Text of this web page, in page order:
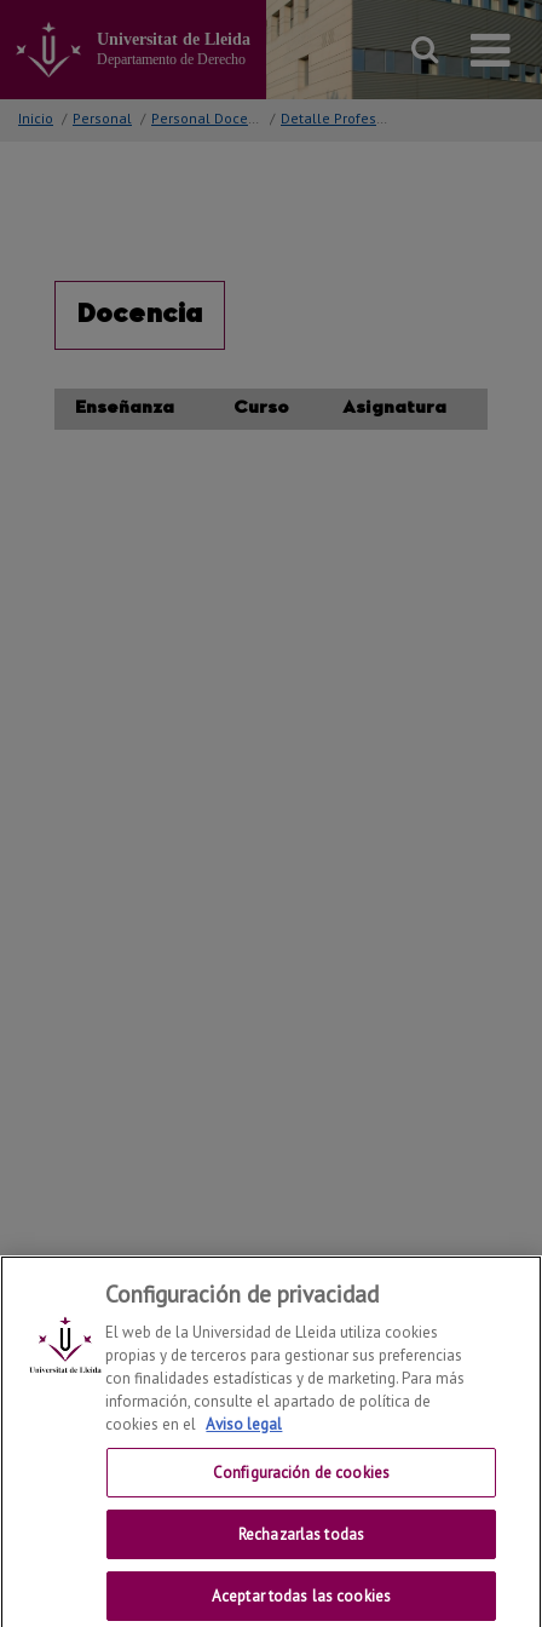
contenido
principal
Universitat de Lleida
Departamento de Derecho
Inicio / Personal / Personal Docente / Detalle Profesor/a
Departamento de Derecho2026
Contactar
Universitat de Lleida
Configuración de privacidad
El web de la Universidad de Lleida utiliza cookies
propias y de terceros para gestionar sus preferencias
con finalidades estadísticas y de marketing. Para más
información, consulte el apartado de política de
cookies en el Aviso legal
Configuración de cookies
Rechazarlas todas
Aceptar todas las cookies